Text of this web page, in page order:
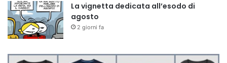
La vignetta dedicata all’esodo di
agosto
2 giorni fa